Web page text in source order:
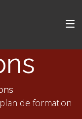
de formation